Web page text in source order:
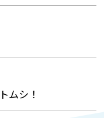
ムシ！